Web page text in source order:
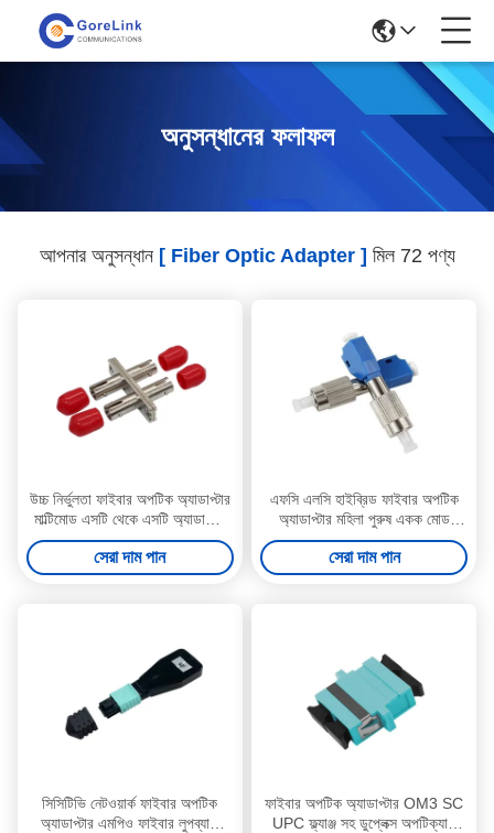
অনুসন্ধানের ফলাফল
আপনার অনুসন্ধান [ Fiber Optic Adapter ] মিল 72 পণ্য
উচ্চ নির্ভুলতা ফাইবার অপটিক অ্যাডাপ্টার
মাল্টিমোড এসটি থেকে এসটি অ্যাডাপ্টার
ক্ষয় প্রতিরোধী
সেরা দাম পান
এফসি এলসি হাইব্রিড ফাইবার অপটিক
অ্যাডাপ্টার মহিলা পুরুষ একক মোড
সিসিটিভি নেটওয়ার্ক
সেরা দাম পান
সিসিটিভি নেটওয়ার্ক ফাইবার অপটিক
অ্যাডাপ্টার এমপিও ফাইবার লুপব্যাক
ফাইবার অপটিক অ্যাডাপ্টার OM3 SC
UPC ফ্ল্যাঞ্জ সহ ডুপ্লেক্স অপটিক্যাল